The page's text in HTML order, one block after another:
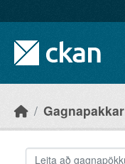
Gagnapakkar